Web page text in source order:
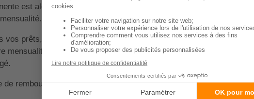
est alors le rachat de crédits. Son principe est simple, vous
vos prêts, vous pourrez renégocier un nouveau taux d'intérêt, plus
mensualité unique sera alors plus basse que l'ensemble des
de remboursement sera allongée. De ce fait, le coût total de votre